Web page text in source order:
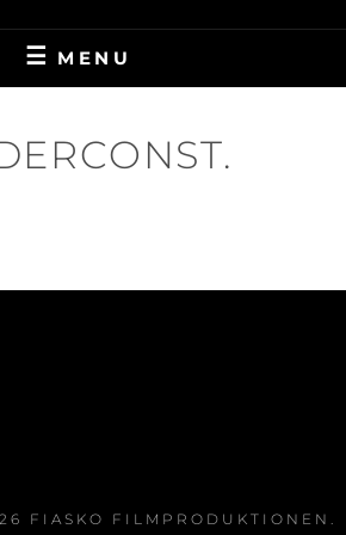
MENU
FIASKO FILMPRODUKTIONEN .